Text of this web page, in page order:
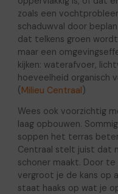
zoals een
schaduwval door
dat telkens groen
maar een
kijken: waterafvoer,
hoeveelheid organisch
(Milieu Centraal)
Wees ook voorzichtig
laag opbouwen.
soppen het terras
Centraal stelt juist dat
schoner maakt. Door
vergroot je de kans op
staat haaks op wat je